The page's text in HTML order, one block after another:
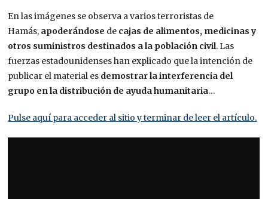
En las imágenes se observa a varios terroristas de
Hamás, apoderándose de cajas de alimentos, medicinas y
otros suministros destinados a la población civil. Las
fuerzas estadounidenses han explicado que la intención de
publicar el material es demostrar la interferencia del
grupo en la distribución de ayuda humanitaria…
Pulse aquí para acceder al sitio y terminar de leer el artículo.